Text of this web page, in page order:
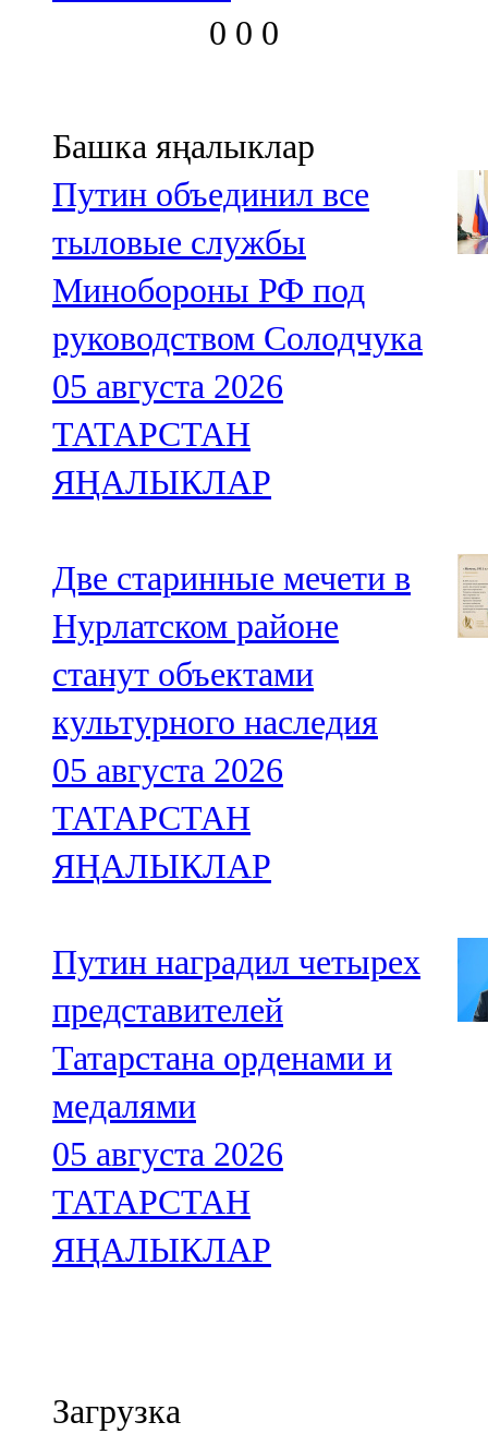
0 0 0
Башка яңалыклар
Путин объединил все
тыловые службы
Минобороны РФ под
руководством Солодчука
05 августа 2026
ТАТАРСТАН
ЯҢАЛЫКЛАР
Две старинные мечети в
Нурлатском районе
станут объектами
культурного наследия
05 августа 2026
ТАТАРСТАН
ЯҢАЛЫКЛАР
Путин наградил четырех
представителей
Татарстана орденами и
медалями
05 августа 2026
ТАТАРСТАН
ЯҢАЛЫКЛАР
Загрузка